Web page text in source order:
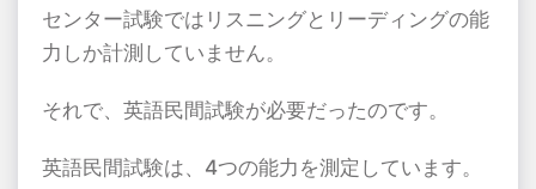
センター試験ではリスニングとリーディングの能
力しか計測していません。
それで、英語民間試験が必要だったのです。
英語民間試験は、 4つの能力を測定しています。